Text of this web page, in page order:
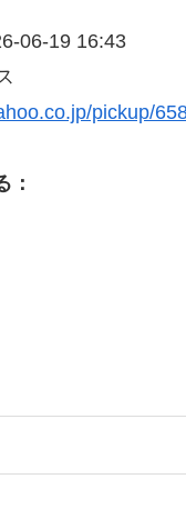
06-19 16:43
pickup/
：